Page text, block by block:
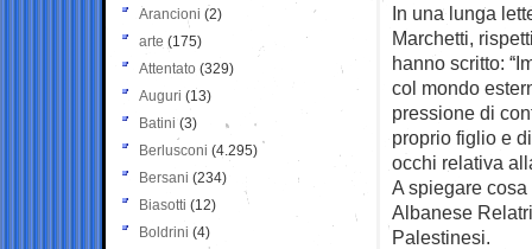
In una lunga
Marchetti,
hanno scritto:
col mondo
pressione di
proprio figlio e
occhi relativa
A spiegare
Albanese
Palestinesi.
Arancioni (2)
arte (175)
Attentato (329)
Auguri (13)
Batini (3)
Berlusconi (4.295)
Bersani (234)
Biasotti (12)
Boldrini (4)